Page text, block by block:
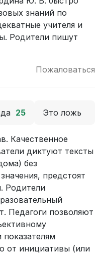
знаний по
учителя и
Родители пишут
Пожаловаться
25 Это ложь
Качественное
диктуют тексты
без
предстоят
Родители
Педагоги позволяют
от инициативы (или